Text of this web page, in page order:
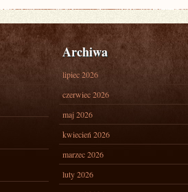
Archiwa
lipiec 2026
czerwiec 2026
maj 2026
kwiecień 2026
marzec 2026
luty 2026